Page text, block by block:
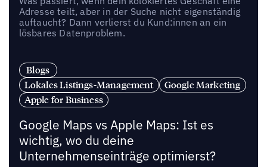
Adresse teilt, aber in der Suche nicht eigenständig
auftaucht? Dann verlierst du Kund:innen an ein
lösbares Datenproblem.
Blogs
Lokales Listings-Management
Google Marketing
Apple for Business
Google Maps vs Apple Maps: Ist es
wichtig, wo du deine
Unternehmenseinträge optimierst?